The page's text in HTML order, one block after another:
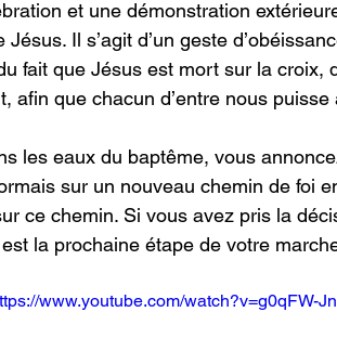
et une démonstration
Il s’agit d’un geste
fait que Jésus est mort sur la croix,
afin que chacun d’entre nous
les eaux du baptême, vous
sur un nouveau chemin de foi
ce chemin. Si vous avez pris la
la prochaine étape de votre
www.youtube.com/watch?v=g0qFW-